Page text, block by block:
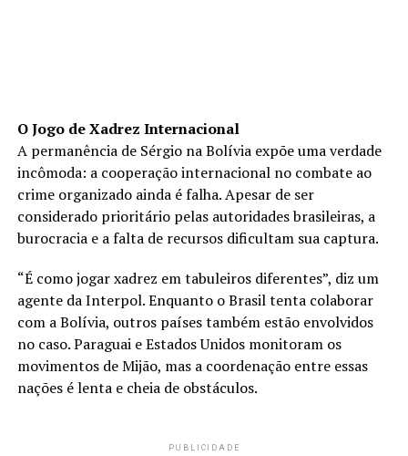
O Jogo de Xadrez Internacional
A permanência de Sérgio na Bolívia expõe uma verdade
incômoda: a cooperação internacional no combate ao
crime organizado ainda é falha. Apesar de ser
considerado prioritário pelas autoridades brasileiras, a
burocracia e a falta de recursos dificultam sua captura.
“É como jogar xadrez em tabuleiros diferentes”, diz um
agente da Interpol. Enquanto o Brasil tenta colaborar
com a Bolívia, outros países também estão envolvidos
no caso. Paraguai e Estados Unidos monitoram os
movimentos de Mijão, mas a coordenação entre essas
nações é lenta e cheia de obstáculos.
PUBLICIDADE